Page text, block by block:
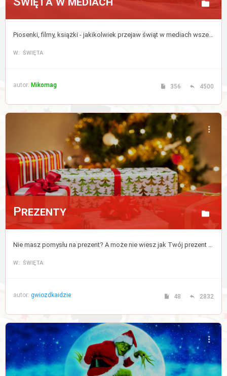
Piosenki, filmy, książki - jakikolwiek przejaw świąt w mediach wszelkiej maści, także w internecie.
W: ŚWIĘTA
autor: Mikomag 356 4500
Prezenty
Nie masz pomysłu na prezent? A może nie wiesz jak Twój prezent zostanie odebrany? Tutaj znajdziesz porady, które rozwiążą wszystkie Twoje wątpliwości na ten temat.
W: ŚWIĘTA
autor: gwiozdkaidzie 48 2832